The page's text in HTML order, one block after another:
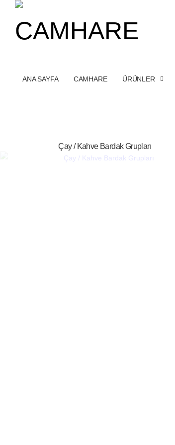
ANA SAYFA CAMHARE ÜRÜNLER
Çay / Kahve Bardak Grupları